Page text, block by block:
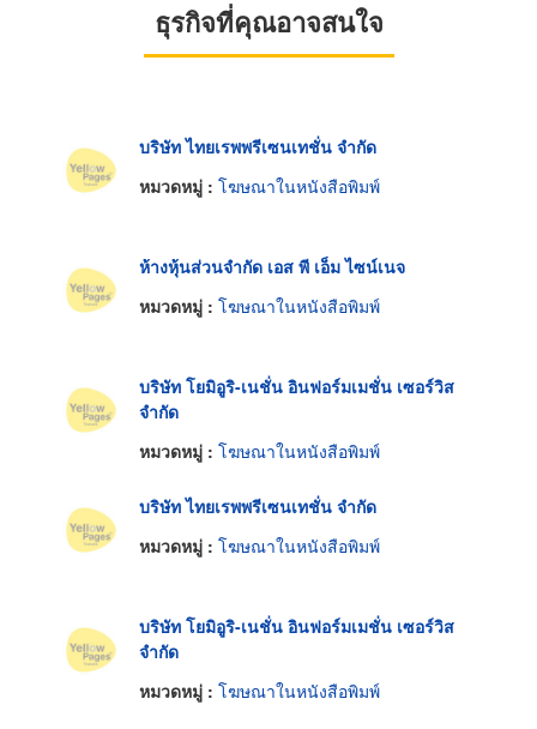
ธุรกิจที่คุณอาจสนใจ
บริษัท ไทยเรพพรีเซนเทชั่น จำกัด
หมวดหมู่ : โฆษณาในหนังสือพิมพ์
ห้างหุ้นส่วนจำกัด เอส พี เอ็ม ไซน์เนจ
หมวดหมู่ : โฆษณาในหนังสือพิมพ์
บริษัท โยมิอูริ-เนชั่น อินฟอร์มเมชั่น เซอร์วิส
จำกัด
หมวดหมู่ : โฆษณาในหนังสือพิมพ์
บริษัท ไทยเรพพรีเซนเทชั่น จำกัด
หมวดหมู่ : โฆษณาในหนังสือพิมพ์
บริษัท โยมิอูริ-เนชั่น อินฟอร์มเมชั่น เซอร์วิส
จำกัด
หมวดหมู่ : โฆษณาในหนังสือพิมพ์